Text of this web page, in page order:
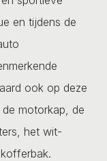
en tijdens de
ook op deze
motorkap, de
het wit-